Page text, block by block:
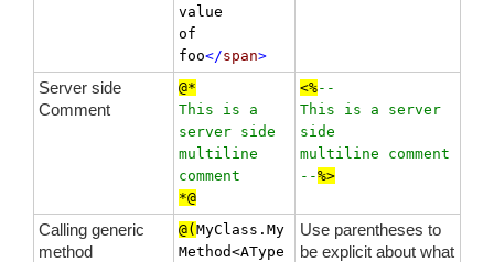
value
of
foo</span>
Server side
Comment
@*
This is a
server side
multiline
comment
*@
<%--
This is a server
side
multiline comment
--%>
Calling generic
method
@( MyClass.My
Method<AType
Use parentheses to
be explicit about what